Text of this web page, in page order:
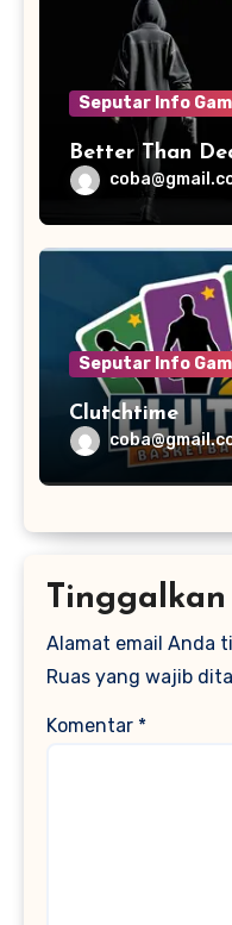
Seputar Info
Better Than
Seputar Info
Clutchtime
Alamat email Anda
Ruas yang wajib
Komentar *